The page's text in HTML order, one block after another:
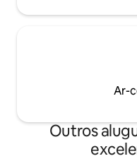
Ar-
Outros